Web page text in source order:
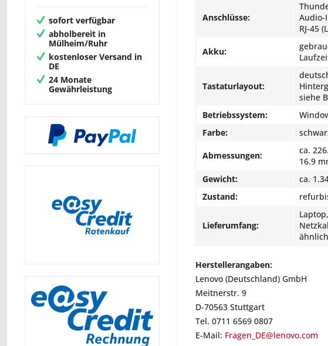
sofort verfügbar
abholbereit in
Mülheim/Ruhr
kostenloser Versand in
DE
24 Monate
Gewährleistung
Anschlüsse:
Audio-
RJ-45
Akku:
Tastaturlayout:
siehe
Betriebssystem:
Farbe:
Abmessungen:
ca.
16.9
Gewicht:
ca.
Zustand:
Lieferumfang:
Herstellerangaben:
Lenovo (Deutschland) GmbH
Meitnerstr. 9
D-70563 Stuttgart
Tel. 0711 6569 0807
E-Mail: Fragen_DE@lenovo.com